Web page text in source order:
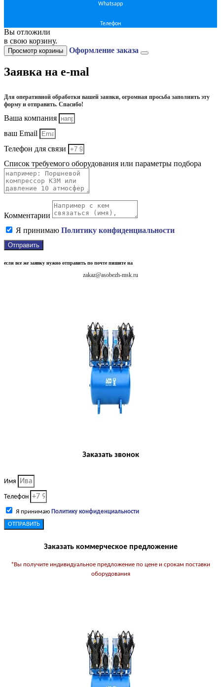
Whatsapp
Телефон
Вы отложили
в свою корзину.
Просмотр корзины Оформление заказа
Заявка на e-mal
Для оперативной обработки вашей заявки, огромная просьба заполнить эту
форму и отправить. Спасибо!
Ваша компания
ваш Email
Телефон для связи
Список требуемого оборудования или параметры подбора
Комментарии
Я принимаю Политику конфиденциальности
Отправить
если все же заявку нужно отправить по почте пишите на
zakaz@asobezh-msk.ru
Заказать звонок
Имя
Телефон
Я принимаю Политику конфиденциальности
ОТПРАВИТЬ
Заказать коммерческое предложение
*Вы получите индивидуальное предложение по цене и срокам поставки
оборудования